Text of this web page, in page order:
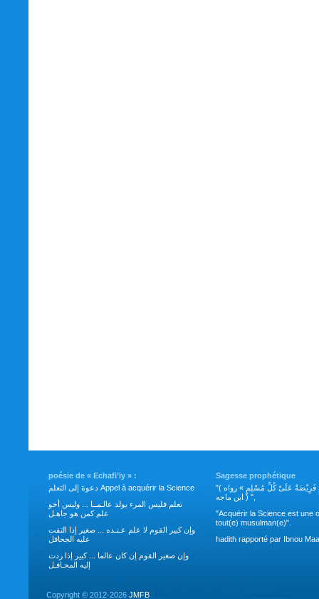
poésie de « Echafi’iy » :
دعوة إلى التعلم Appel à acquérir la Science
تعلم فليس المرء يولد عالـمــا ... وليس أخو
علم كمن هو جاهـل
وإن كبير القوم لا علم عـنـده ... صغير إذا التفت
عليه الجحافل
وإن صغير القوم إن كان عالما ... كبير إذا ردت
إليه المحـافـل
Sagesse prophétique
"( طَلَبُ العِلْمِ فَرِيْضَةٌ عَلَىْ كُلِّ مُسْلِمٍ » رواه
ابن ماجه ) ",
"Acquérir la Science est une
tout(e) musulman(e)".
hadith rapporté par Ibnou
Copyright © 2012-2026 JMFB